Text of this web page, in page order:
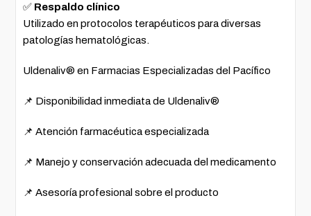
✅ Respaldo clínico
Utilizado en protocolos terapéuticos para diversas
patologías hematológicas.
Uldenaliv® en Farmacias Especializadas del Pacífico
📌 Disponibilidad inmediata de Uldenaliv®
📌 Atención farmacéutica especializada
📌 Manejo y conservación adecuada del medicamento
📌 Asesoría profesional sobre el producto